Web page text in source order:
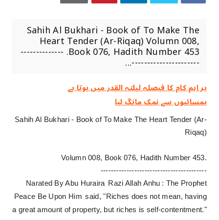
Sahih Al Bukhari - Book of To Make The
Heart Tender (Ar-Riqaq) Volumn 008,
Book 076, Hadith Number 453. --------------
----------------------...
ہر اہم کام کا فیصلہ ‏لیلتہ القدر ‏میں ‏ہوتا ‏ہے
ہمسائیوں سے نمک مانگ لیا
Sahih Al Bukhari - Book of To Make The Heart Tender (Ar-
Riqaq)
Volumn 008, Book 076, Hadith Number 453.
-----------------------------------------
Narated By Abu Huraira Razi Allah Anhu : The Prophet
Peace Be Upon Him said, "Riches does not mean, having
a great amount of property, but riches is self-contentment."